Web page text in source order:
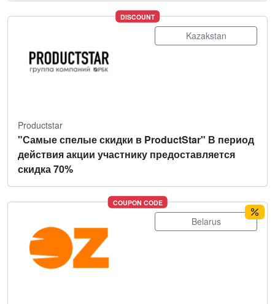
DISCOUNT
Kazakstan
Productstar
"Самые спелые скидки в ProductStar" В период
действия акции участнику предоставляется
скидка 70%
COUPON CODE
Belarus